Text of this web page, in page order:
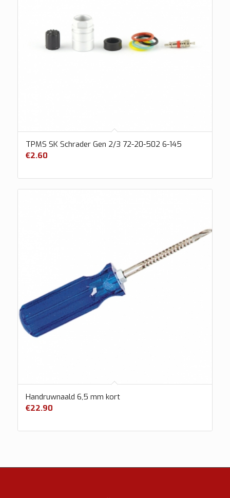
TPMS SK Schrader Gen 2/3 72-20-502 6-145
€2.60
Handruwnaald 6,5 mm kort
€22.90